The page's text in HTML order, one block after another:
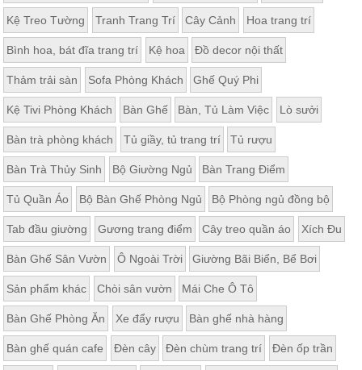
Kệ Treo Tường Tranh Trang Trí Cây Cảnh Hoa trang trí
Bình hoa, bát đĩa trang trí Kệ hoa Đồ decor nội thất
Thảm trải sàn Sofa Phòng Khách Ghế Quý Phi
Kệ Tivi Phòng Khách Bàn Ghế Bàn, Tủ Làm Việc Lò sưởi
Bàn trà phòng khách Tủ giầy, tủ trang trí Tủ rượu
Bàn Trà Thủy Sinh Bộ Giường Ngủ Bàn Trang Điểm
Tủ Quần Áo Bộ Bàn Ghế Phòng Ngủ Bộ Phòng ngủ đồng bộ
Tab đầu giường Gương trang điểm Cây treo quần áo Xích Đu
Bàn Ghế Sân Vườn Ô Ngoài Trời Giường Bãi Biển, Bể Bơi
Sản phẩm khác Chòi sân vườn Mái Che Ô Tô
Bàn Ghế Phòng Ăn Xe đẩy rượu Bàn ghế nhà hàng
Bàn ghế quán cafe Đèn cây Đèn chùm trang trí Đèn ốp trần